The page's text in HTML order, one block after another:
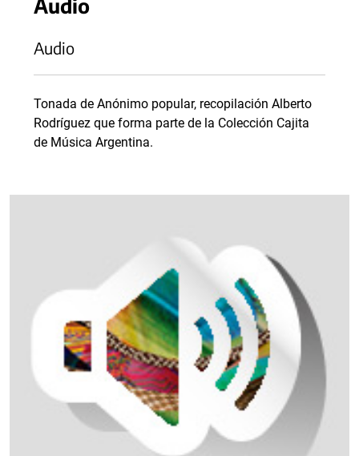
Audio
Audio
Tonada de Anónimo popular, recopilación Alberto
Rodríguez que forma parte de la Colección Cajita
de Música Argentina.